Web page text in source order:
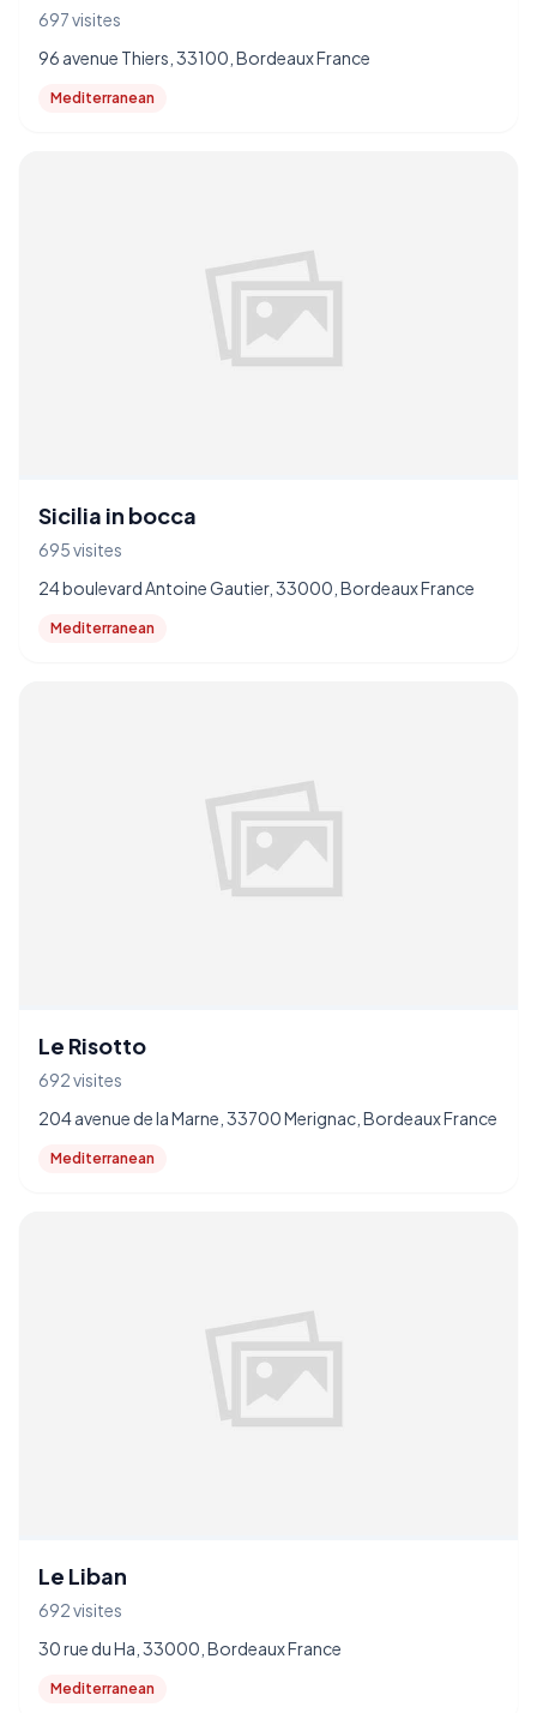
697 visites
96 avenue Thiers, 33100, Bordeaux France
Mediterranean
Sicilia in bocca
695 visites
24 boulevard Antoine Gautier, 33000, Bordeaux France
Mediterranean
Le Risotto
692 visites
204 avenue de la Marne, 33700 Merignac, Bordeaux France
Mediterranean
Le Liban
692 visites
30 rue du Ha, 33000, Bordeaux France
Mediterranean